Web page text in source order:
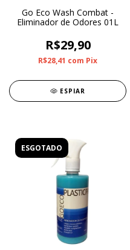
Go Eco Wash Combat -
Eliminador de Odores 01L
R$29,90
R$28,41 com Pix
ESPIAR
ESGOTADO